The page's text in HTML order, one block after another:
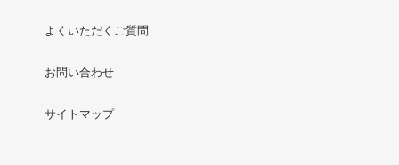
よくいただくご質問
お問い合わせ
サイトマップ